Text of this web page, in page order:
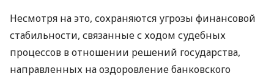
Несмотря на это, сохраняются угрозы финансовой
стабильности, связанные с ходом судебных
процессов в отношении решений государства,
направленных на оздоровление банковского